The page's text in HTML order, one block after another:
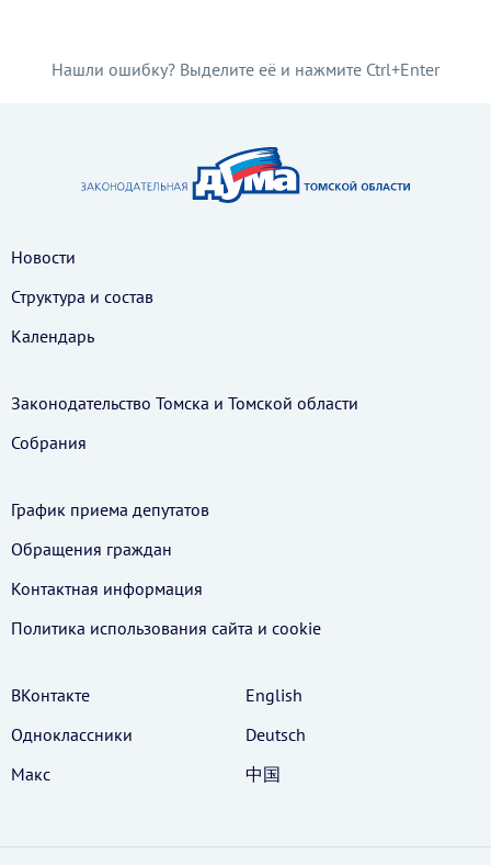
Нашли ошибку? Выделите её и нажмите Ctrl+Enter
Новости
Структура и состав
Календарь
Законодательство Томска и Томской области
Собрания
График приема депутатов
Обращения граждан
Контактная информация
Политика использования cайта и cookie
ВКонтакте
Одноклассники
Макс
English
Deutsch
中国